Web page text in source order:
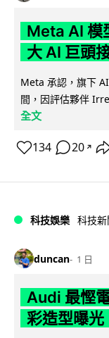
Meta AI 模
大 AI 巨頭
Meta 承認，旗下
間，因評估夥伴
全文
134 20 ↗
科技娛樂 科技新
duncan 1 日
Audi 最慳
彩造型曝